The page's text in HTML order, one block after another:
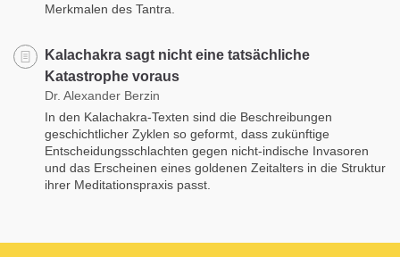
Merkmalen des Tantra.
Kalachakra sagt nicht eine tatsächliche
Katastrophe voraus
Dr. Alexander Berzin
In den Kalachakra-Texten sind die Beschreibungen
geschichtlicher Zyklen so geformt, dass zukünftige
Entscheidungsschlachten gegen nicht-indische Invasoren
und das Erscheinen eines goldenen Zeitalters in die Struktur
ihrer Meditationspraxis passt.